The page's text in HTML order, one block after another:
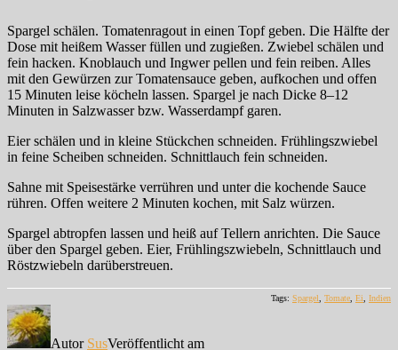
Spargel schälen. Tomatenragout in einen Topf geben. Die Hälfte der
Dose mit heißem Wasser füllen und zugießen. Zwiebel schälen und
fein hacken. Knoblauch und Ingwer pellen und fein reiben. Alles
mit den Gewürzen zur Tomatensauce geben, aufkochen und offen
15 Minuten leise köcheln lassen. Spargel je nach Dicke 8–12
Minuten in Salzwasser bzw. Wasserdampf garen.
Eier schälen und in kleine Stückchen schneiden. Frühlingszwiebel
in feine Scheiben schneiden. Schnittlauch fein schneiden.
Sahne mit Speisestärke verrühren und unter die kochende Sauce
rühren. Offen weitere 2 Minuten kochen, mit Salz würzen.
Spargel abtropfen lassen und heiß auf Tellern anrichten. Die Sauce
über den Spargel geben. Eier, Frühlingszwiebeln, Schnittlauch und
Röstzwiebeln darüberstreuen.
Tags: Spargel, Tomate, Ei, Indien
Autor SusVeröffentlicht am